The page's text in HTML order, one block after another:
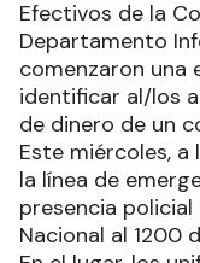
Efectivos de la
Departamento
comenzaron una
identificar al/los
de dinero de un
Este miércoles, a
la línea de
presencia policial
Nacional al 1200